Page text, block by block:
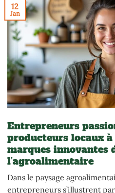
12
Jan
Entrepreneurs
producteurs locaux
marques innovantes
l’agroalimentaire
Dans le paysage
entrepreneurs s’illustrent